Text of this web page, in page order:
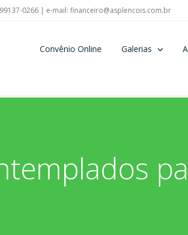
0266 | e-mail: financeiro@asplencois.com.br
Convênio Online Galerias